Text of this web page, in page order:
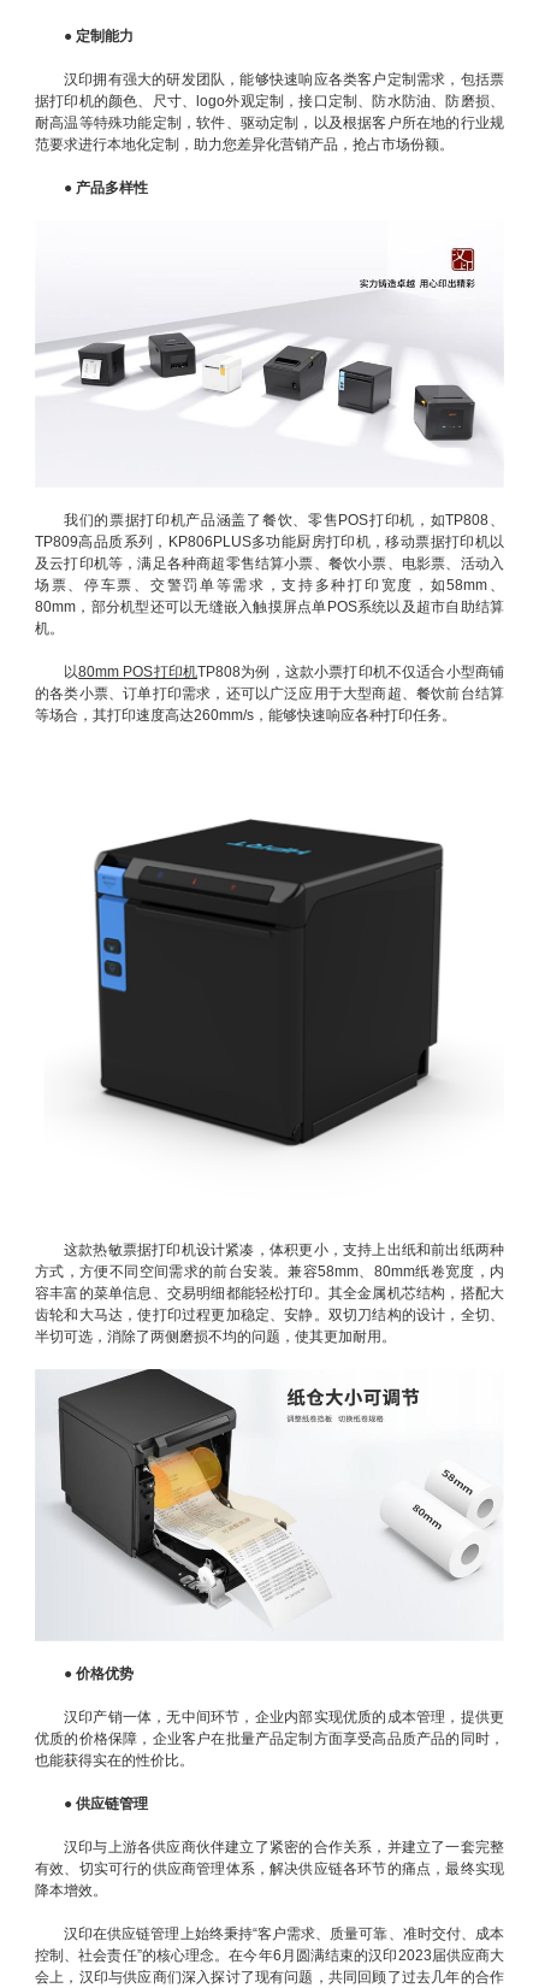
● 定制能力
汉印拥有强大的研发团队，能够快速响应各类客户定制需求，包括票
据打印机的颜色、尺寸、logo外观定制，接口定制、防水防油、防磨损、
耐高温等特殊功能定制，软件、驱动定制，以及根据客户所在地的行业规
范要求进行本地化定制，助力您差异化营销产品，抢占市场份额。
● 产品多样性
我们的票据打印机产品涵盖了餐饮、零售POS打印机，如TP808、
TP809高品质系列，KP806PLUS多功能厨房打印机，移动票据打印机以
及云打印机等，满足各种商超零售结算小票、餐饮小票、电影票、活动入
场票、停车票、交警罚单等需求，支持多种打印宽度，如58mm、
80mm，部分机型还可以无缝嵌入触摸屏点单POS系统以及超市自助结算
机。
以80mm POS打印机TP808为例，这款小票打印机不仅适合小型商铺
的各类小票、订单打印需求，还可以广泛应用于大型商超、餐饮前台结算
等场合，其打印速度高达260mm/s，能够快速响应各种打印任务。
这款热敏票据打印机设计紧凑，体积更小，支持上出纸和前出纸两种
方式，方便不同空间需求的前台安装。兼容58mm、80mm纸卷宽度，内
容丰富的菜单信息、交易明细都能轻松打印。其全金属机芯结构，搭配大
齿轮和大马达，使打印过程更加稳定、安静。双切刀结构的设计，全切、
半切可选，消除了两侧磨损不均的问题，使其更加耐用。
● 价格优势
汉印产销一体，无中间环节，企业内部实现优质的成本管理，提供更
优质的价格保障，企业客户在批量产品定制方面享受高品质产品的同时，
也能获得实在的性价比。
● 供应链管理
汉印与上游各供应商伙伴建立了紧密的合作关系，并建立了一套完整
有效、切实可行的供应商管理体系，解决供应链各环节的痛点，最终实现
降本增效。
汉印在供应链管理上始终秉持“客户需求、质量可靠、准时交付、成本
控制、社会责任”的核心理念。在今年6月圆满结束的汉印2023届供应商大
会上，汉印与供应商们深入探讨了现有问题，共同回顾了过去几年的合作